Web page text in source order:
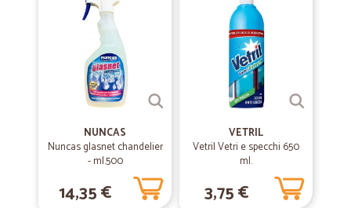
NUNCAS
Nuncas glasnet chandelier
- ml.500
14,35 €
VETRIL
Vetril Vetri e specchi 650
ml.
3,75 €